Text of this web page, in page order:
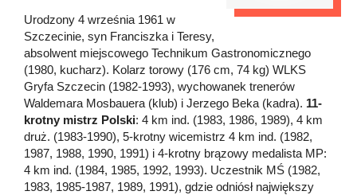
Urodzony 4 września 1961 w
Szczecinie, syn Franciszka i Teresy,
absolwent miejscowego Technikum Gastronomicznego
(1980, kucharz). Kolarz torowy (176 cm, 74 kg) WLKS
Gryfa Szczecin (1982-1993), wychowanek trenerów
Waldemara Mosbauera (klub) i Jerzego Beka (kadra). 11-
krotny mistrz Polski: 4 km ind. (1983, 1986, 1989), 4 km
druż. (1983-1990), 5-krotny wicemistrz 4 km ind. (1982,
1987, 1988, 1990, 1991) i 4-krotny brązowy medalista MP:
4 km ind. (1984, 1985, 1992, 1993). Uczestnik MŚ (1982,
1983, 1985-1987, 1989, 1991), gdzie odniósł największy